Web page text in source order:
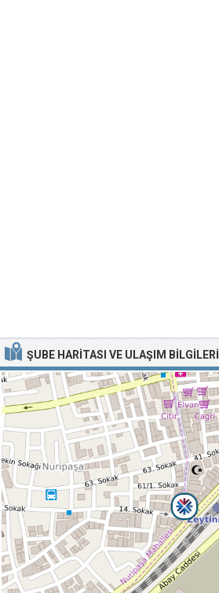
ŞUBE HARITASI VE ULAŞIM BILGILERI